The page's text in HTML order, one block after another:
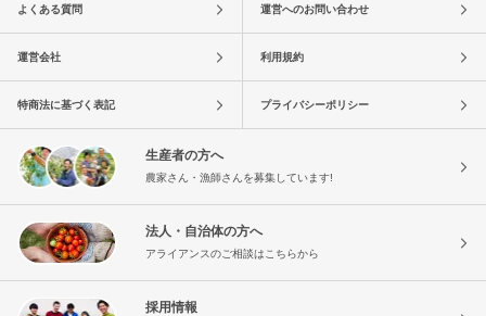
よくある質問 運営へのお問い合わせ
運営会社 利用規約
特商法に基づく表記 プライバシーポリシー
生産者の方へ
農家さん・漁師さんを募集しています!
法人・自治体の方へ
アライアンスのご相談はこちらから
採用情報